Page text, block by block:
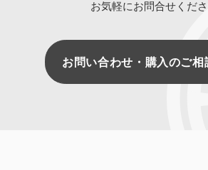
お気軽にお問合せくださ
お問い合わせ・購入のご相